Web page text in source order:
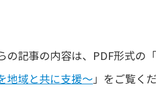
の記事の内容は、PDF形式の「
地域と共に支援～ 」をご覧く